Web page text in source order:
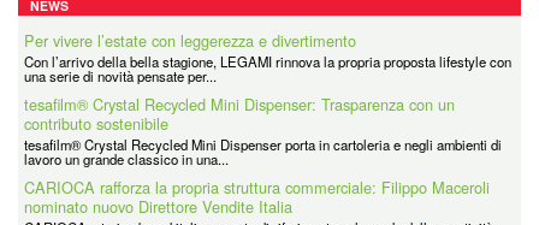
NEWS
Per vivere l’estate con leggerezza e divertimento
Con l’arrivo della bella stagione, LEGAMI rinnova la propria proposta lifestyle con
una serie di novità pensate per...
tesafilm® Crystal Recycled Mini Dispenser: Trasparenza con un
contributo sostenibile
tesafilm® Crystal Recycled Mini Dispenser porta in cartoleria e negli ambienti di
lavoro un grande classico in una...
CARIOCA rafforza la propria struttura commerciale: Filippo Maceroli
nominato nuovo Direttore Vendite Italia
CARIOCA, storico brand italiano punto di riferimento nel mondo della creatività,
della scrittura e del colore,...